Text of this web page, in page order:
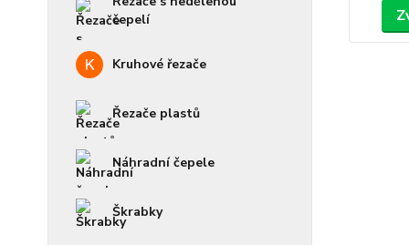
čepelí
Kruhové řezače
Řezače plastů
Náhradní čepele
Škrabky